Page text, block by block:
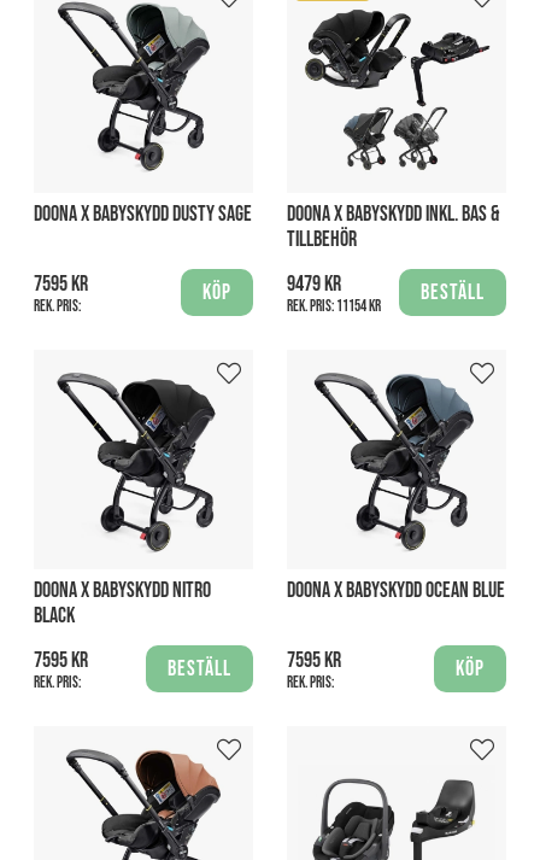
DOONA X BABYSKYDD DUSTY SAGE
7595 kr
Rek. pris:
Köp
DOONA X BABYSKYDD INKL. BAS &
TILLBEHÖR
9479 kr
Rek. pris:11154 kr
Beställ
DOONA X BABYSKYDD NITRO
BLACK
7595 kr
Rek. pris:
Beställ
DOONA X BABYSKYDD OCEAN BLUE
7595 kr
Rek. pris:
Köp